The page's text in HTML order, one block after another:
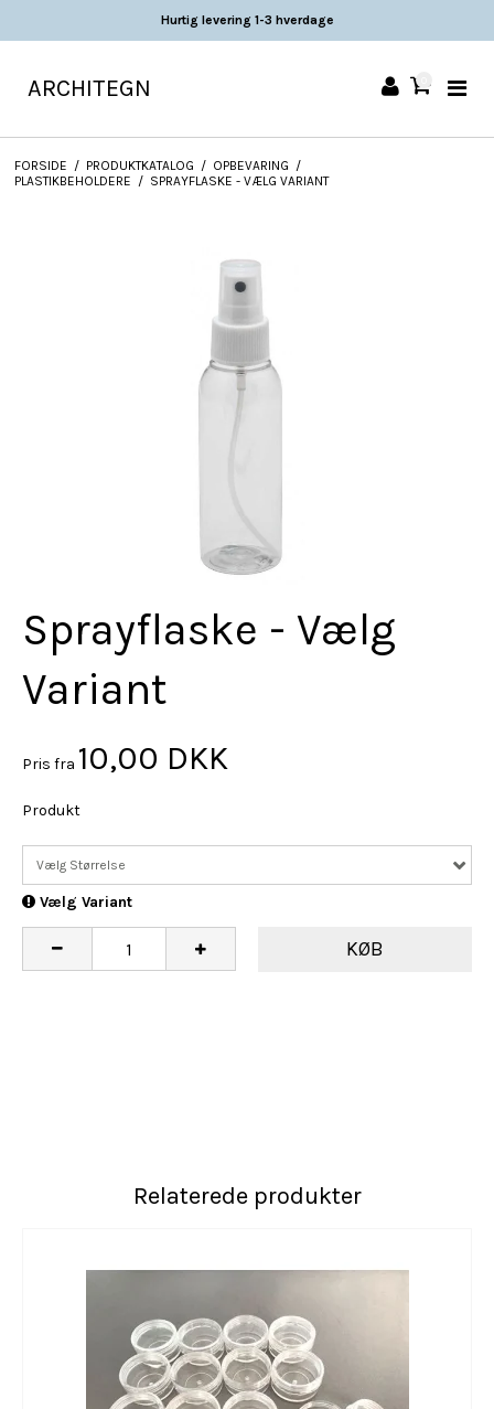
Hurtig levering 1-3 hverdage
ARCHITEGN
FORSIDE / PRODUKTKATALOG / OPBEVARING /
PLASTIKBEHOLDERE / SPRAYFLASKE - VÆLG VARIANT
Sprayflaske - Vælg
Variant
Pris fra 10,00 DKK
Produkt
Vælg Størrelse
Vælg Variant
KØB
Relaterede produkter